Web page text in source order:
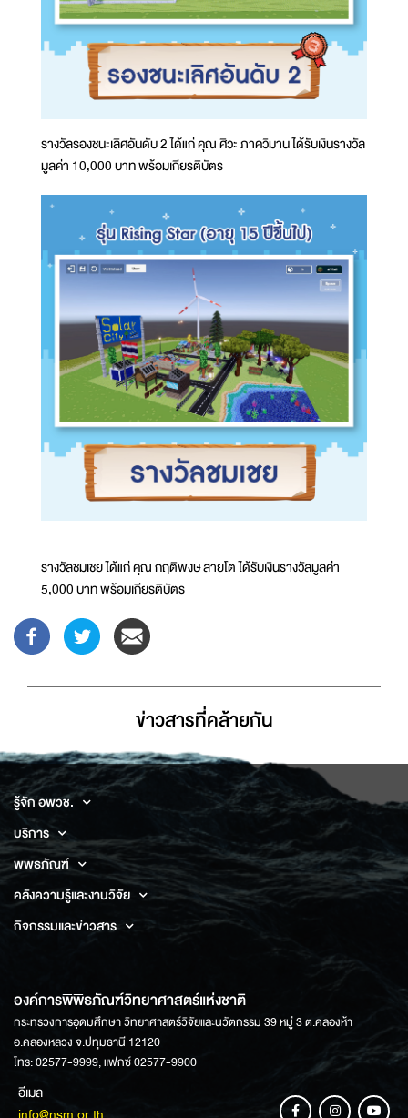
รางวัลรองชนะเลิศอันดับ 2 ได้แก่ คุณ ศิวะ ภาควิมาน ได้รับเงินรางวัล
มูลค่า 10,000 บาท พร้อมเกียรติบัตร
รางวัลชมเชย ได้แก่ คุณ กฤติพงษ สายโต ได้รับเงินรางวัลมูลค่า
5,000 บาท พร้อมเกียรติบัตร
ข่าวสารที่่คล้ายกัน
รู้จัก อพวช.
บริการ
พิพิธภัณฑ์
คลังความรู้และงานวิจัย
กิจกรรมและข่าวสาร
องค์การพิพิธภัณฑ์วิทยาศาสตร์แห่งชาติ
กระทรวงการอุดมศึกษา วิทยาศาสตร์วิจัยและนวัตกรรม 39 หมู่ 3 ต.คลองห้า
อ.คลองหลวง จ.ปทุมธานี 12120
โทร: 02577-9999, แฟกซ์ 02577-9900
อีเมล